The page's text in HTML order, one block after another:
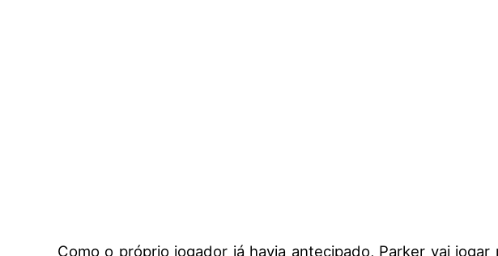
Como o próprio jogador já havia antecipado, Parker vai jogar